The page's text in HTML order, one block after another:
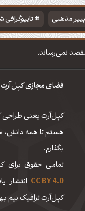
مذهبی تایپوگرافی
مقصد نمی‌رساند.
فضای مجازی کپل‌آرت
کپل‌آرت یعنی طراحی
هستم تا همه دانش،
بگذارم.
تمامی حقوق برای
CC BY 4.0 انتشار
کپل‌آرت ترافیک نیم